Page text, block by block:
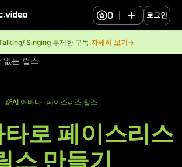
Singing 무제한 구독.자세히 보기→
0 로그인
없는 릴스
AI 아바타 · 페이스리스 릴스
로 페이스리스
스 만들기